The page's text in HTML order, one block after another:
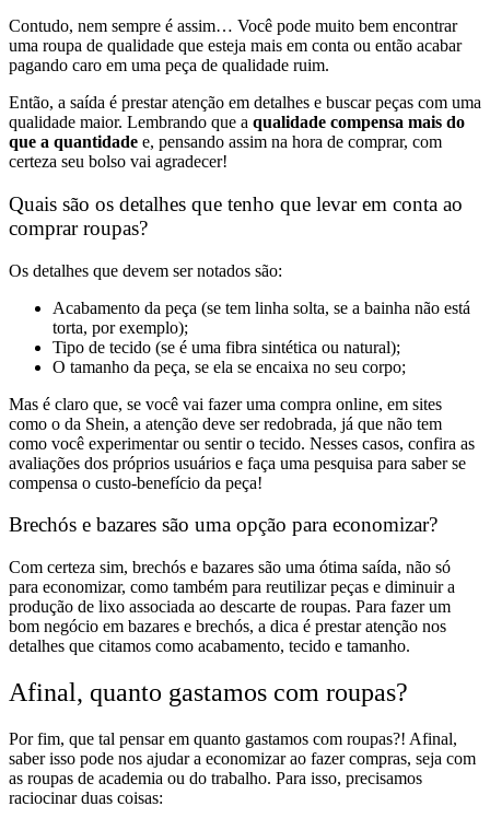
Contudo, nem sempre é assim… Você pode muito bem encontrar
uma roupa de qualidade que esteja mais em conta ou então acabar
pagando caro em uma peça de qualidade ruim.
Então, a saída é prestar atenção em detalhes e buscar peças com uma
qualidade maior. Lembrando que a qualidade compensa mais do
que a quantidade e, pensando assim na hora de comprar, com
certeza seu bolso vai agradecer!
Quais são os detalhes que tenho que levar em conta ao
comprar roupas?
Os detalhes que devem ser notados são:
Acabamento da peça (se tem linha solta, se a bainha não está
torta, por exemplo);
Tipo de tecido (se é uma fibra sintética ou natural);
O tamanho da peça, se ela se encaixa no seu corpo;
Mas é claro que, se você vai fazer uma compra online, em sites
como o da Shein, a atenção deve ser redobrada, já que não tem
como você experimentar ou sentir o tecido. Nesses casos, confira as
avaliações dos próprios usuários e faça uma pesquisa para saber se
compensa o custo-benefício da peça!
Brechós e bazares são uma opção para economizar?
Com certeza sim, brechós e bazares são uma ótima saída, não só
para economizar, como também para reutilizar peças e diminuir a
produção de lixo associada ao descarte de roupas. Para fazer um
bom negócio em bazares e brechós, a dica é prestar atenção nos
detalhes que citamos como acabamento, tecido e tamanho.
Afinal, quanto gastamos com roupas?
Por fim, que tal pensar em quanto gastamos com roupas?! Afinal,
saber isso pode nos ajudar a economizar ao fazer compras, seja com
as roupas de academia ou do trabalho. Para isso, precisamos
raciocinar duas coisas: